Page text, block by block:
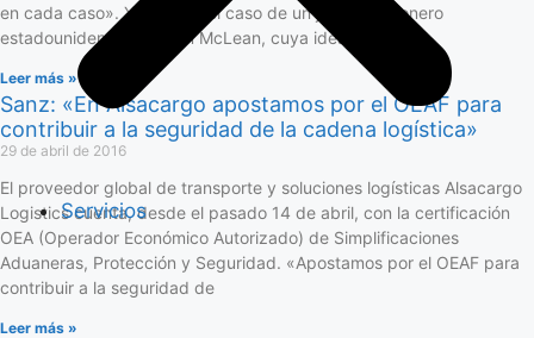
Servicios
en cada caso». Y éste fue el caso de un joven camionero
estadounidense, Malcom McLean, cuya idea
Leer más »
Sanz: «En Alsacargo apostamos por el OEAF para
contribuir a la seguridad de la cadena logística»
29 de abril de 2016
El proveedor global de transporte y soluciones logísticas Alsacargo
Logistics cuenta, desde el pasado 14 de abril, con la certificación
OEA (Operador Económico Autorizado) de Simplificaciones
Aduaneras, Protección y Seguridad. «Apostamos por el OEAF para
contribuir a la seguridad de
Leer más »